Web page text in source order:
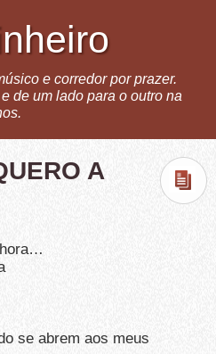
e corredor por prazer.
de um lado para o outro na
A
se abrem aos meus